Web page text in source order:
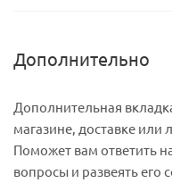
Дополнительно
Дополнительная
магазине, доставке или
Поможет вам ответить
вопросы и развеять его